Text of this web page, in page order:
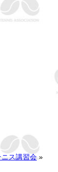
ス講習会»